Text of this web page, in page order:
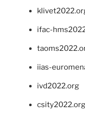
ifac-
iias-
ivd2022.org
csity2022.org